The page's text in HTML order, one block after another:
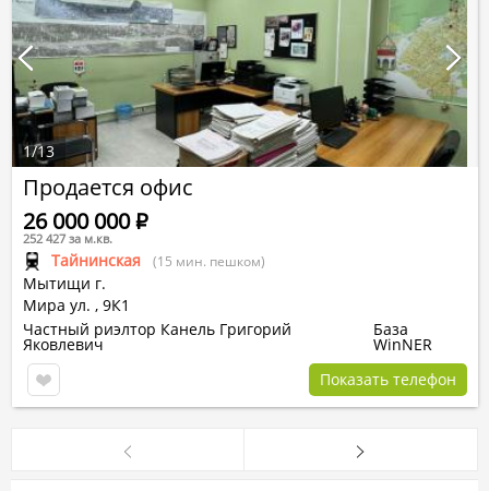
Продается офис
Тайнинская (15 мин. пешком)
Мытищи г.
Мира ул. , 9К1
26 000 000Р
252 427 за м.кв.
Частный риэлтор Канель Григорий
Яковлевич
База
WinNER
Показать телефон
1/13